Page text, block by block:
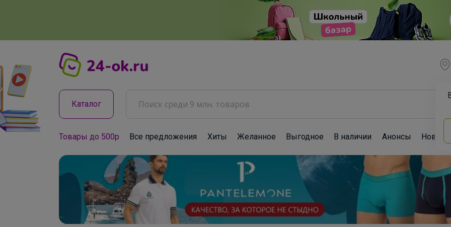
Каталог
Товары до 500р Все предложения Хиты Желанное Выгодное В наличии Анонсы Новости